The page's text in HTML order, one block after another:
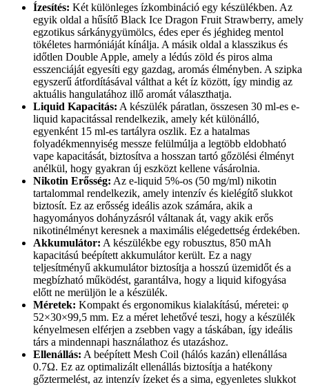
Ízesítés: Két különleges ízkombináció egy készülékben. Az
egyik oldal a hűsítő Black Ice Dragon Fruit Strawberry, amely
egzotikus sárkánygyümölcs, édes eper és jéghideg mentol
tökéletes harmóniáját kínálja. A másik oldal a klasszikus és
időtlen Double Apple, amely a lédús zöld és piros alma
esszenciáját egyesíti egy gazdag, aromás élményben. A szipka
egyszerű átfordításával válthat a két íz között, így mindig az
aktuális hangulatához illő aromát választhatja.
Liquid Kapacitás: A készülék páratlan, összesen 30 ml-es e-
liquid kapacitással rendelkezik, amely két különálló,
egyenként 15 ml-es tartályra oszlik. Ez a hatalmas
folyadékmennyiség messze felülmúlja a legtöbb eldobható
vape kapacitását, biztosítva a hosszan tartó gőzölési élményt
anélkül, hogy gyakran új eszközt kellene vásárolnia.
Nikotin Erősség: Az e-liquid 5%-os (50 mg/ml) nikotin
tartalommal rendelkezik, amely intenzív és kielégítő slukkot
biztosít. Ez az erősség ideális azok számára, akik a
hagyományos dohányzásról váltanak át, vagy akik erős
nikotinélményt keresnek a maximális elégedettség érdekében.
Akkumulátor: A készülékbe egy robusztus, 850 mAh
kapacitású beépített akkumulátor került. Ez a nagy
teljesítményű akkumulátor biztosítja a hosszú üzemidőt és a
megbízható működést, garantálva, hogy a liquid kifogyása
előtt ne merüljön le a készülék.
Méretek: Kompakt és ergonomikus kialakítású, méretei: φ
52×30×99,5 mm. Ez a méret lehetővé teszi, hogy a készülék
kényelmesen elférjen a zsebben vagy a táskában, így ideális
társ a mindennapi használathoz és utazáshoz.
Ellenállás: A beépített Mesh Coil (hálós kazán) ellenállása
0.7Ω. Ez az optimalizált ellenállás biztosítja a hatékony
gőztermelést, az intenzív ízeket és a sima, egyenletes slukkot